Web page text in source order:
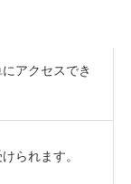
アクセスでき
られます。